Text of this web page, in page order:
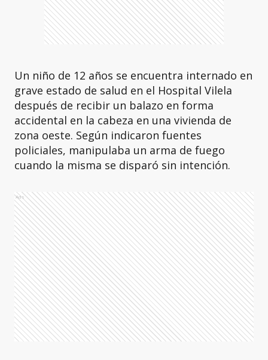
Un niño de 12 años se encuentra internado en
grave estado de salud en el Hospital Vilela
después de recibir un balazo en forma
accidental en la cabeza en una vivienda de
zona oeste. Según indicaron fuentes
policiales, manipulaba un arma de fuego
cuando la misma se disparó sin intención.
Ads